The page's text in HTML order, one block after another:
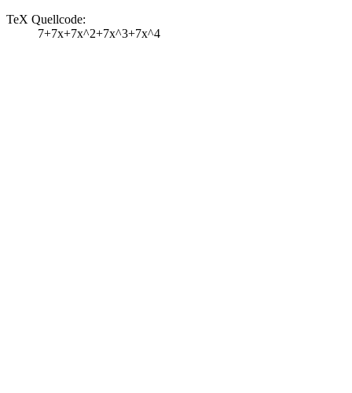
TeX Quellcode:
7+7x+7x^2+7x^3+7x^4